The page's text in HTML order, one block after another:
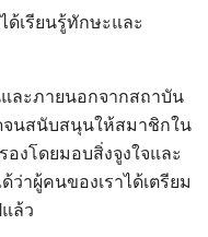
ด้เรียนรู้ทักษะและ
ละภายนอกจากสถาบัน
นสนับสนุนให้สมาชิกใน
งโดยมอบสิ่งจูงใจและ
ผู้คนของเราได้เตรียม
ล้ว